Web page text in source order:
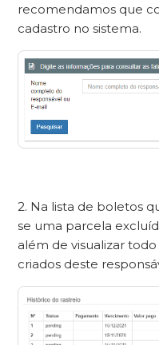
recomendamos que
cadastro no sistema.
2. Na lista de boletos
se uma parcela
além de visualizar
criados deste